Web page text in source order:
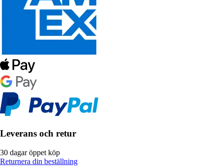
Leverans och retur
30 dagar öppet köp
Returnera din beställning